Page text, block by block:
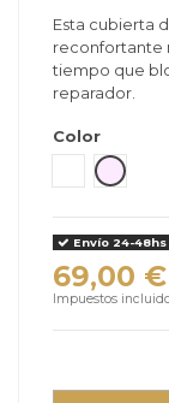
Esta cubierta
reconfortante
tiempo que
reparador.
Color
BlancoLavanda
Envío 24-48hs
69,00 €
Impuestos